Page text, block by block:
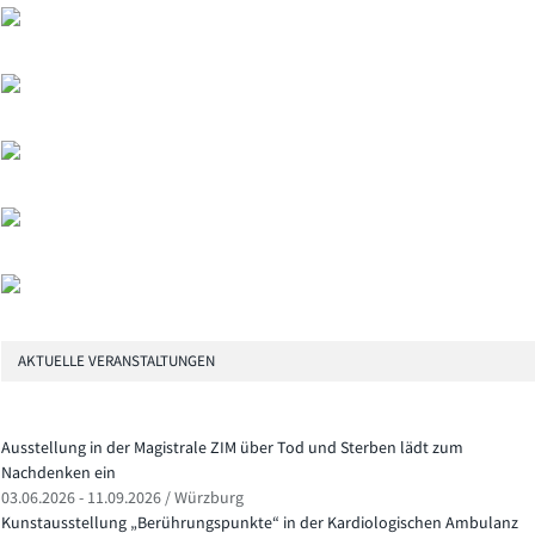
AKTUELLE VERANSTALTUNGEN
Ausstellung in der Magistrale ZIM über Tod und Sterben lädt zum
Nachdenken ein
03.06.2026 - 11.09.2026 / Würzburg
Kunstausstellung „Berührungspunkte“ in der Kardiologischen Ambulanz